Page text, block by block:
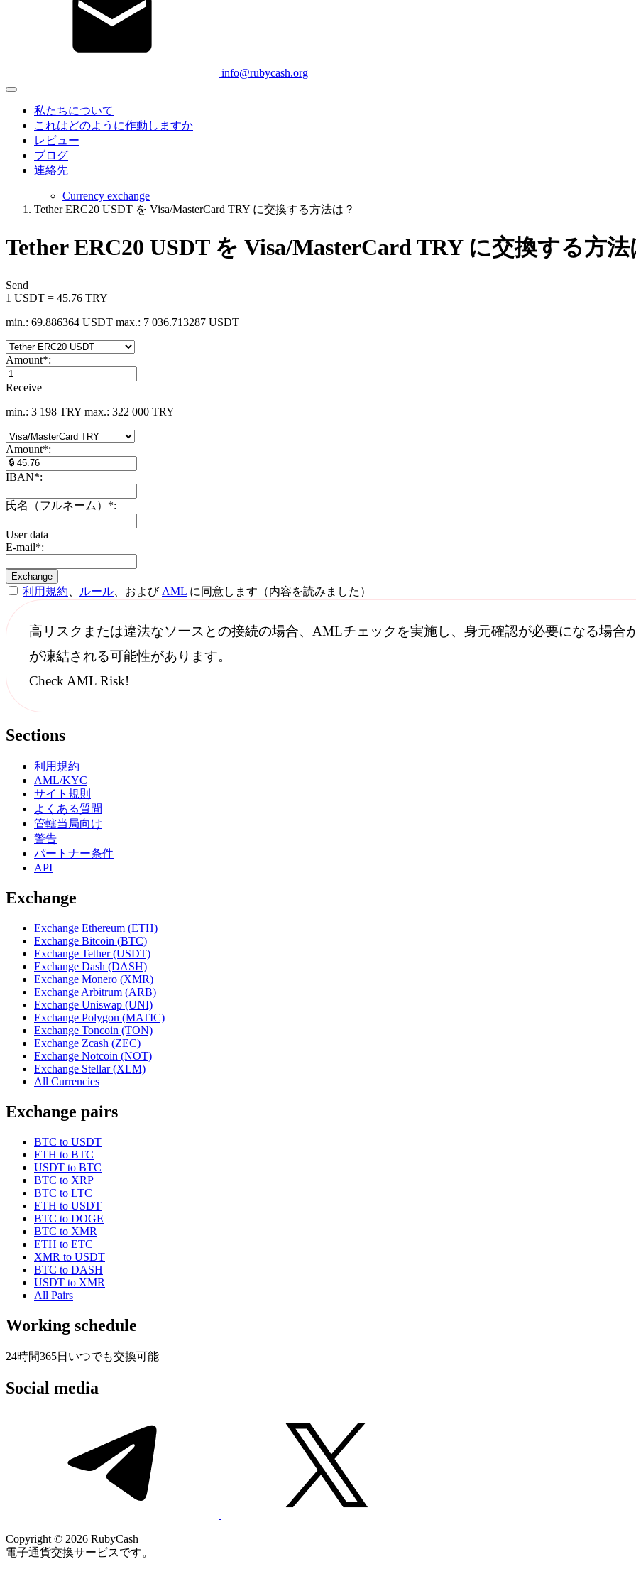
info@rubycash.org
私たちについて
これはどのように作動しますか
レビュー
ブログ
連絡先
Currency exchange
Tether ERC20 USDT を Visa/MasterCard TRY に交換する方法は？
Tether ERC20 USDT を Visa/MasterCard TRY に交換する方
Send
1 USDT = 45.76 TRY
min.: 69.886364 USDT max.: 7 036.713287 USDT
Amount*:
Receive
min.: 3 198 TRY max.: 322 000 TRY
Amount*:
IBAN*:
氏名（フルネーム） *:
User data
E-mail*:
利用規約 ルール 、および AML に同意します（内容を読みました）
高リスクまたは違法なソースとの接続の場合、 AMLチェック を実施し、身元確認が必要になる場合
が凍結される可能性があります。
Check AML Risk!
Sections
利用規約
AML/KYC
サイト規則
よくある質問
管轄当局向け
警告
パートナー条件
API
Exchange
Exchange Ethereum (ETH)
Exchange Bitcoin (BTC)
Exchange Tether (USDT)
Exchange Dash (DASH)
Exchange Monero (XMR)
Exchange Arbitrum (ARB)
Exchange Uniswap (UNI)
Exchange Polygon (MATIC)
Exchange Toncoin (TON)
Exchange Zcash (ZEC)
Exchange Notcoin (NOT)
Exchange Stellar (XLM)
All Currencies
Exchange pairs
BTC to USDT
ETH to BTC
USDT to BTC
BTC to XRP
BTC to LTC
ETH to USDT
BTC to DOGE
BTC to XMR
ETH to ETC
XMR to USDT
BTC to DASH
USDT to XMR
All Pairs
Working schedule
24時間365日いつでも交換可能
Social media
Copyright © 2026 RubyCash
電子通貨交換サービスです。